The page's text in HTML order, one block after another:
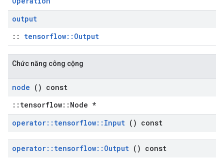
output
:: tensorflow::Output
Chức năng công cộng
node () const
::tensorflow::Node *
operator:: tensorflow:: Input () const
operator:: tensorflow:: Output () const